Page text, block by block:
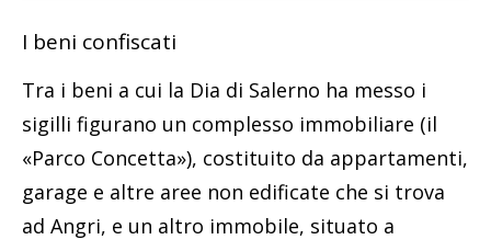
I beni confiscati
Tra i beni a cui la Dia di Salerno ha messo i
sigilli figurano un complesso immobiliare (il
«Parco Concetta»), costituito da appartamenti,
garage e altre aree non edificate che si trova
ad Angri, e un altro immobile, situato a